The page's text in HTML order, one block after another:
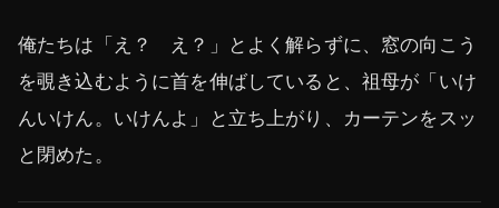
俺たちは「え？ え？」とよく解らずに、窓の向こう
を覗き込むように首を伸ばしていると、祖母が「いけ
んいけん。いけんよ」と立ち上がり、カーテンをスッ
と閉めた。